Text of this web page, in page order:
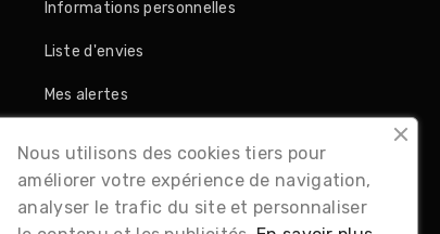
Informations personnelles
Liste d'envies
Mes alertes
Nous utilisons des cookies tiers pour
améliorer votre expérience de navigation,
analyser le trafic du site et personnaliser